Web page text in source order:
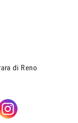
di Reno